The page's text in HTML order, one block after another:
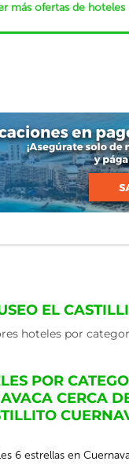
más ofertas de hoteles
EL
hoteles por
POR
CERCA
6 estrellas en